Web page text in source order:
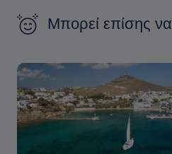
Μπορεί επίσης